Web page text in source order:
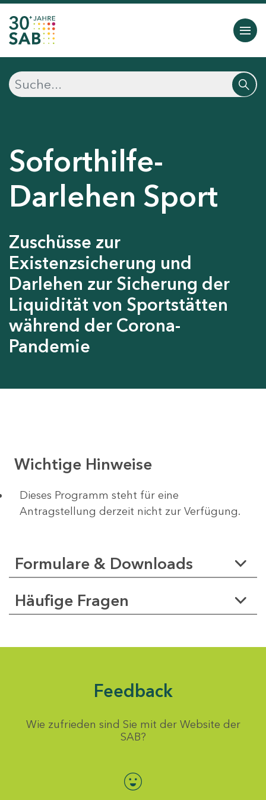
Soforthilfe-
Darlehen Sport
Zuschüsse zur
Existenzsicherung und
Darlehen zur Sicherung der
Liquidität von Sportstätten
während der Corona-
Pandemie
Wichtige Hinweise
Dieses Programm steht für eine
Antragstellung derzeit nicht zur Verfügung.
Formulare & Downloads
Häufige Fragen
Feedback
Wie zufrieden sind Sie mit der Website der
SAB?
Bewertung auswählen